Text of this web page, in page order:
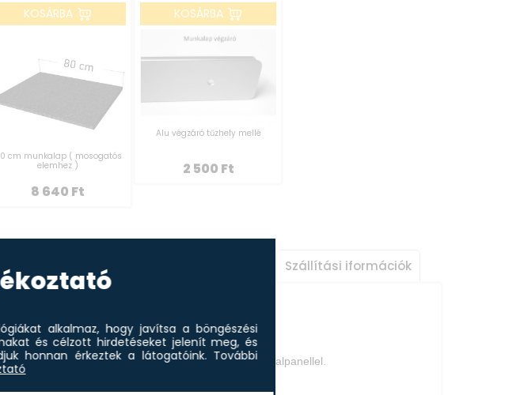
KOSÁRBA
cm munkalap ( mosogatós
elemhez )
8 640 Ft
KOSÁRBA
Alu végzáró tűzhely mellé
2 500 Ft
Tudástér Elem jellemzők Szállítási iformációk
Ajtós fiókos üveges elemekkel kombinálva hátfalpanellel.
alkalmaz, hogy javítsa a böngészési
és célzott hirdetéseket jelenít meg, és
honnan érkeztek a látogatóink. További